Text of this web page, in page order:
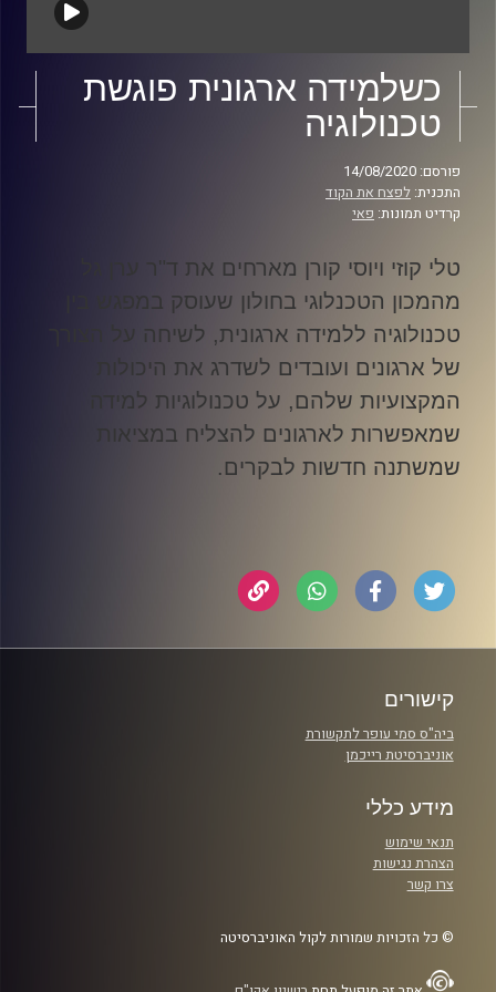
כשלמידה ארגונית פוגשת
טכנולוגיה
פורסם: 14/08/2020
התכנית: לפצח את הקוד
קרדיט תמונות: פאי
טלי קוזי ויוסי קורן מארחים את ד"ר ערן גל
מהמכון הטכנלוגי בחולון שעוסק במפגש בין
טכנולוגיה ללמידה ארגונית, לשיחה על הצורך
של ארגונים ועובדים לשדרג את היכולות
המקצועיות שלהם, על טכנולוגיות למידה
שמאפשרות לארגונים להצליח במציאות
שמשתנה חדשות לבקרים.
קישורים
ביה"ס סמי עופר לתקשורת
אוניברסיטת רייכמן
מידע כללי
תנאי שימוש
הצהרת נגישות
צרו קשר
© כל הזכויות שמורות לקול האוניברסיטה